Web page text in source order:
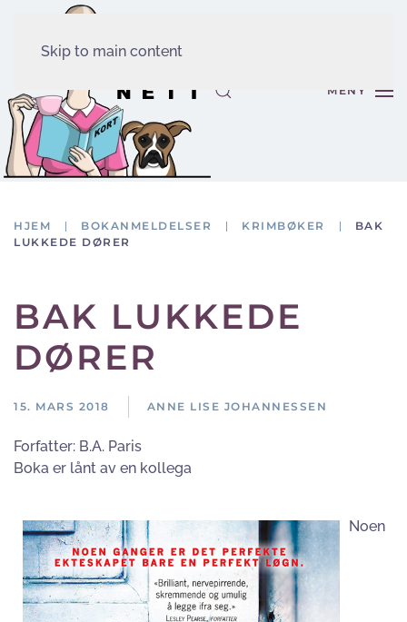
Skip to main content
MENY
HJEM BOKANMELDELSER KRIMBØKER
BAK
LUKKEDE DØRER
BAK LUKKEDE
DØRER
15. MARS 2018 ANNE LISE JOHANNESSEN
Forfatter: B.A. Paris
Boka er lånt av en kollega
Noen